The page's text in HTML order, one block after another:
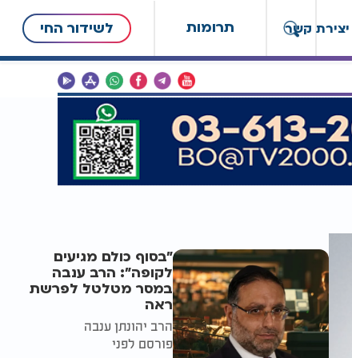
תרומות לשידור החי יצירת קשר
"בסוף כולם מגיעים
לקופה": הרב ענבה
במסר מטלטל לפרשת
ראה
הרב יהונתן ענבה
פורסם לפני